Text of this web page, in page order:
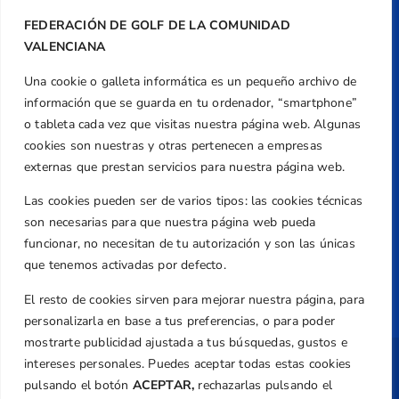
FEDERACIÓN DE GOLF DE LA COMUNIDAD
VALENCIANA
Una cookie o galleta informática es un pequeño archivo de
información que se guarda en tu ordenador, “smartphone”
o tableta cada vez que visitas nuestra página web. Algunas
cookies son nuestras y otras pertenecen a empresas
externas que prestan servicios para nuestra página web.
Las cookies pueden ser de varios tipos: las cookies técnicas
son necesarias para que nuestra página web pueda
funcionar, no necesitan de tu autorización y son las únicas
que tenemos activadas por defecto.
El resto de cookies sirven para mejorar nuestra página, para
personalizarla en base a tus preferencias, o para poder
mostrarte publicidad ajustada a tus búsquedas, gustos e
intereses personales. Puedes aceptar todas estas cookies
pulsando el botón ACEPTAR, rechazarlas pulsando el
+34 961 367 799
federacion@golfcv.com
Aviso Legal
Política de Privacidad
Transparencia
Normativa
Federación
Revista
Copyright ©Federación de Golf de la
Comunitat Valenciana| Diseño: TecnoQuatre